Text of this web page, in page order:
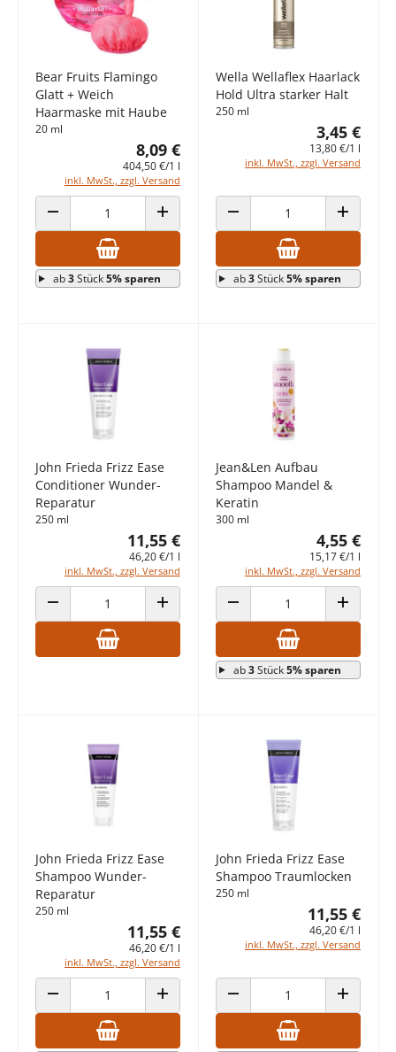
Bear Fruits Flamingo
Glatt + Weich
Haarmaske mit Haube
20 ml
8,09 €
404,50 €/1 l
inkl. MwSt., zzgl. Versand
ANZAHL VERRINGERN ANZAHL ERHÖHEN
ab3Stück5% sparen
Wella Wellaflex Haarlack
Hold Ultra starker Halt
250 ml
3,45 €
13,80 €/1 l
inkl. MwSt., zzgl. Versand
ANZAHL VERRINGERN ANZAHL
ab3Stück5% sparen
John Frieda Frizz Ease
Conditioner Wunder-
Reparatur
250 ml
11,55 €
46,20 €/1 l
inkl. MwSt., zzgl. Versand
ANZAHL VERRINGERN ANZAHL ERHÖHEN
Jean&Len Aufbau
Shampoo Mandel &
Keratin
300 ml
4,55 €
15,17 €/1 l
inkl. MwSt., zzgl. Versand
ANZAHL VERRINGERN ANZAHL
ab3Stück5% sparen
John Frieda Frizz Ease
Shampoo Wunder-
Reparatur
250 ml
11,55 €
46,20 €/1 l
inkl. MwSt., zzgl. Versand
ANZAHL VERRINGERN ANZAHL ERHÖHEN
John Frieda Frizz Ease
Shampoo Traumlocken
250 ml
11,55 €
46,20 €/1 l
inkl. MwSt., zzgl. Versand
ANZAHL VERRINGERN ANZAHL